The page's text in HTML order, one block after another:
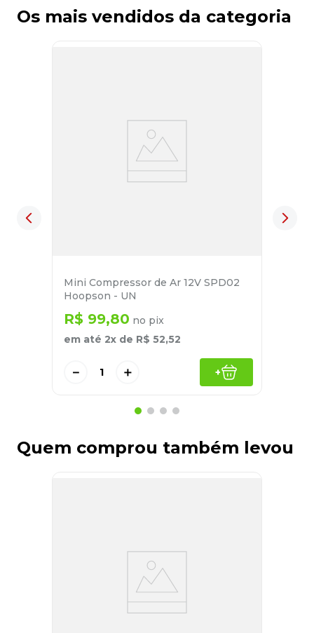
Os mais vendidos da categoria
Mini Compressor de Ar 12V SPD02
Hoopson - UN
R$ 99,80 no pix
em até 2x de R$ 52,52
＋
－ +
Quem comprou também levou